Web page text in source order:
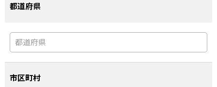
都道府県
市区町村